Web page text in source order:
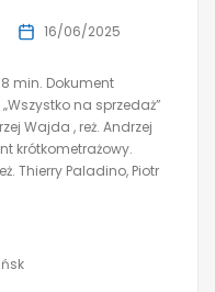
16/06/2025
min. Dokument
na sprzedaż”
Wajda , reż. Andrzej
krótkometrażowy.
Thierry Paladino, Piotr